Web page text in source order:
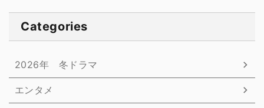
Categories
2026年 冬ドラマ
エンタメ